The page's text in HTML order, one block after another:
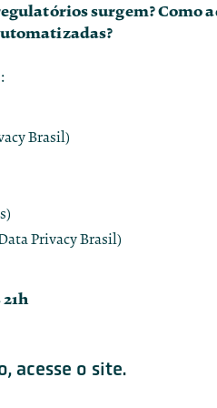
surgem? Como
Brasil)
Privacy Brasil)
21h
acesse o site.